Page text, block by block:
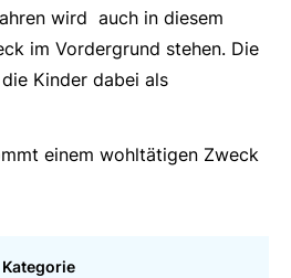
wird auch in diesem
im Vordergrund stehen. Die
Kinder dabei als
einem wohltätigen Zweck
Kategorie